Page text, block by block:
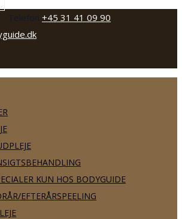
Telefon +45 31 41 09 90
KUN HOS BODYGUIDE
EFTERÅRSPEELING